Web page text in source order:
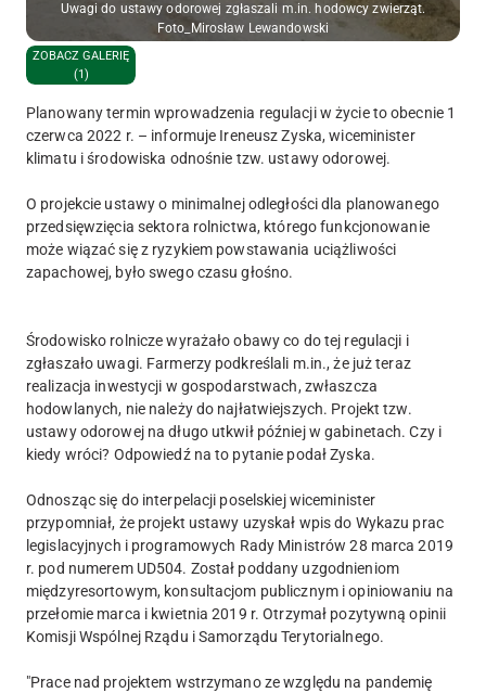
Uwagi do ustawy odorowej zgłaszali m.in. hodowcy zwierząt.
Foto_Mirosław Lewandowski
ZOBACZ GALERIĘ
(1)
Planowany termin wprowadzenia regulacji w życie to obecnie 1
czerwca 2022 r. – informuje Ireneusz Zyska, wiceminister
klimatu i środowiska odnośnie tzw. ustawy odorowej.
O projekcie ustawy o minimalnej odległości dla planowanego
przedsięwzięcia sektora rolnictwa, którego funkcjonowanie
może wiązać się z ryzykiem powstawania uciążliwości
zapachowej, było swego czasu głośno.
Środowisko rolnicze wyrażało obawy co do tej regulacji i
zgłaszało uwagi. Farmerzy podkreślali m.in., że już teraz
realizacja inwestycji w gospodarstwach, zwłaszcza
hodowlanych, nie należy do najłatwiejszych. Projekt tzw.
ustawy odorowej na długo utkwił później w gabinetach. Czy i
kiedy wróci? Odpowiedź na to pytanie podał Zyska.
Odnosząc się do interpelacji poselskiej wiceminister
przypomniał, że projekt ustawy uzyskał wpis do Wykazu prac
legislacyjnych i programowych Rady Ministrów 28 marca 2019
r. pod numerem UD504. Został poddany uzgodnieniom
międzyresortowym, konsultacjom publicznym i opiniowaniu na
przełomie marca i kwietnia 2019 r. Otrzymał pozytywną opinii
Komisji Wspólnej Rządu i Samorządu Terytorialnego.
"Prace nad projektem wstrzymano ze względu na pandemię